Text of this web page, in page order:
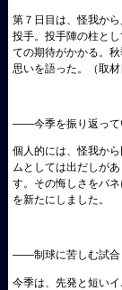
第７日目は、怪我か
投手。投手陣の柱と
ての期待がかかる。
思いを語った。（取
――今季を振り返って
個人的には、怪我か
ムとしては出だしが
す。その悔しさをバ
を新たにしました。
――制球に苦しむ試
今季は、先発と短い